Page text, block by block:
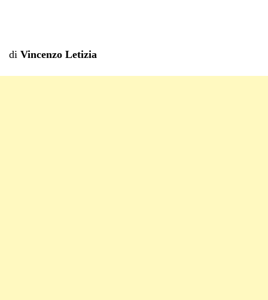
di Vincenzo Letizia